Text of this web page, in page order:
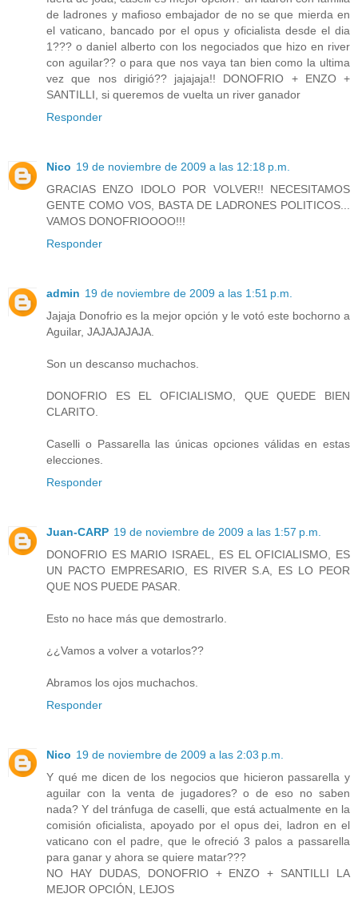
de ladrones y mafioso embajador de no se que mierda en
el vaticano, bancado por el opus y oficialista desde el dia
1??? o daniel alberto con los negociados que hizo en river
con aguilar?? o para que nos vaya tan bien como la ultima
vez que nos dirigió?? jajajaja!! DONOFRIO + ENZO +
SANTILLI, si queremos de vuelta un river ganador
Responder
Nico 19 de noviembre de 2009 a las 12:18 p.m.
GRACIAS ENZO IDOLO POR VOLVER!! NECESITAMOS
GENTE COMO VOS, BASTA DE LADRONES POLITICOS...
VAMOS DONOFRIOOOO!!!
Responder
admin 19 de noviembre de 2009 a las 1:51 p.m.
Jajaja Donofrio es la mejor opción y le votó este bochorno a
Aguilar, JAJAJAJAJA.
Son un descanso muchachos.
DONOFRIO ES EL OFICIALISMO, QUE QUEDE BIEN
CLARITO.
Caselli o Passarella las únicas opciones válidas en estas
elecciones.
Responder
Juan-CARP 19 de noviembre de 2009 a las 1:57 p.m.
DONOFRIO ES MARIO ISRAEL, ES EL OFICIALISMO, ES
UN PACTO EMPRESARIO, ES RIVER S.A, ES LO PEOR
QUE NOS PUEDE PASAR.
Esto no hace más que demostrarlo.
¿¿Vamos a volver a votarlos??
Abramos los ojos muchachos.
Responder
Nico 19 de noviembre de 2009 a las 2:03 p.m.
Y qué me dicen de los negocios que hicieron passarella y
aguilar con la venta de jugadores? o de eso no saben
nada? Y del tránfuga de caselli, que está actualmente en la
comisión oficialista, apoyado por el opus dei, ladron en el
vaticano con el padre, que le ofreció 3 palos a passarella
para ganar y ahora se quiere matar???
NO HAY DUDAS, DONOFRIO + ENZO + SANTILLI LA
MEJOR OPCIÓN, LEJOS